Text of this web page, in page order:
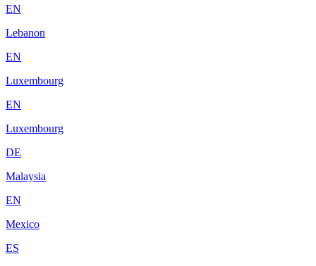
EN
Lebanon
EN
Luxembourg
EN
Luxembourg
DE
Malaysia
EN
Mexico
ES